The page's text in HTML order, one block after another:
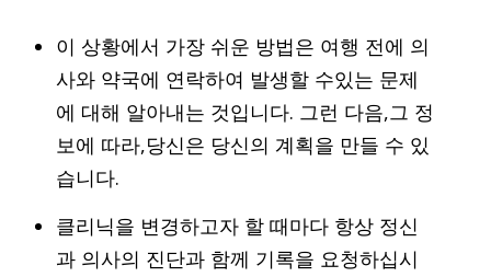
이 상황에서 가장 쉬운 방법은 여행 전에 의
사와 약국에 연락하여 발생할 수있는 문제
에 대해 알아내는 것입니다. 그런 다음,그 정
보에 따라,당신은 당신의 계획을 만들 수 있
습니다.
클리닉을 변경하고자 할 때마다 항상 정신
과 의사의 진단과 함께 기록을 요청하십시